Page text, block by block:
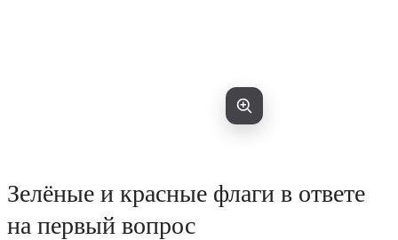
Зелёные и красные флаги в ответе
на первый вопрос